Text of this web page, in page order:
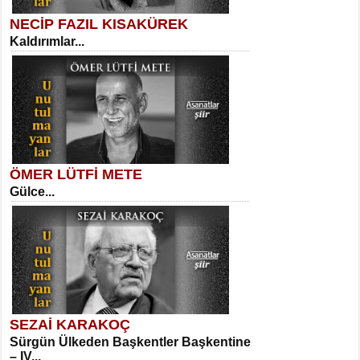
SELAHATTİN YILDIZ
İnsanın Zindanı...
MEHMET TAŞTAN
Vagon’da Bir Şairle...
SITKI CANEY
Sibel Orhan
İki Kırık Boşluk...
Meral Yağmur
Eski Bir Şiir...
NECİP FAZIL KISAKÜREK
Kaldırımlar...
ÖMER LÜTFİ METE
Gülce...
SEZAİ KARAKOÇ
Sürgün Ülkeden Başkentler Başkentine
– IV...